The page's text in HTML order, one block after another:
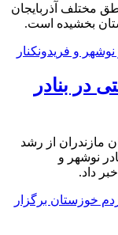
مختلف آذربایجان
بخشیده است.
در بنادر
مازندران از رشد
نوشهر و
داد.